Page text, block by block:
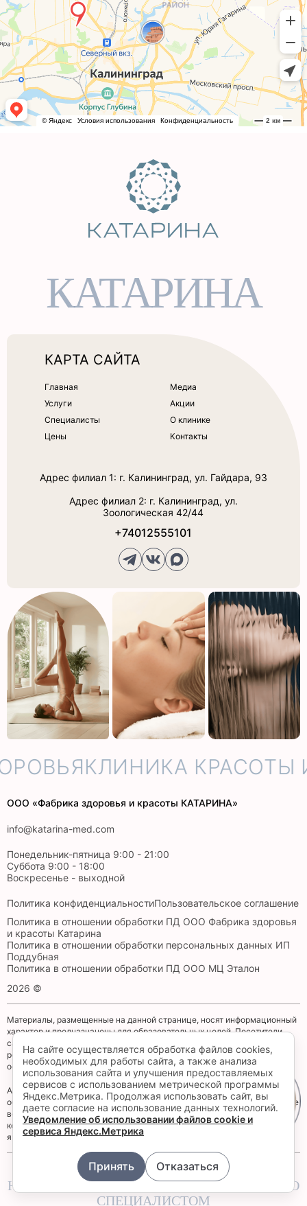
КАТАРИНА
КАРТА САЙТА
Главная
Услуги
Специалисты
Цены
Медиа
Акции
О клинике
Контакты
Адрес филиал 1: г. Калининград, ул. Гайдара, 93
Адрес филиал 2: г. Калининград, ул.
Зоологическая 42/44
+74012555101
КЛИНИКА КРАСОТЫ
ООО «Фабрика здоровья и красоты КАТАРИНА»
info@katarina-med.com
Понедельник-пятница 9:00 - 21:00
Суббота 9:00 - 18:00
Воскресенье - выходной
Политика конфиденциальностиПользовательское соглашение
Политика в отношении обработки ПД ООО Фабрика здоровья
и красоты Катарина
Политика в отношении обработки персональных данных ИП
Поддубная
Политика в отношении обработки ПД ООО МЦ Эталон
2026 ©
Материалы, размещенные на данной странице, носят информационный
характер и предназначены для образовательных целей. Посетители
сайта не должны использовать их в качестве медицинских
рекомендаций. Определение диагноза и выбор методики лечения
остается исключительной прерогативой вашего лечащего врача!
Администрация клиники принимает все меры по своевременному
обновлению размещенного на сайте прайс-листа, однако во избежание
возможных недоразумений, советуем уточнять стоимость услуг в
контакт-центре по телефону +7 (4012) 555-101. Размещенный прайс не
является офертой.
ИМЕЮТСЯ ПРОТИВОПОКАЗАНИЯ,
НЕОБХОДИМО ПРОКОНСУЛЬТИРОВАТЬСЯ СО
СПЕЦИАЛИСТОМ
Запись
На сайте осуществляется обработка файлов cookies,
необходимых для работы сайта, а также анализа
использования сайта и улучшения предоставляемых
сервисов с использованием метрической программы
Яндекс.Метрика. Продолжая использовать сайт, вы
даете согласие на использование данных технологий.
Уведомление об использовании файлов cookie и
сервиса Яндекс.Метрика
Принять Отказаться